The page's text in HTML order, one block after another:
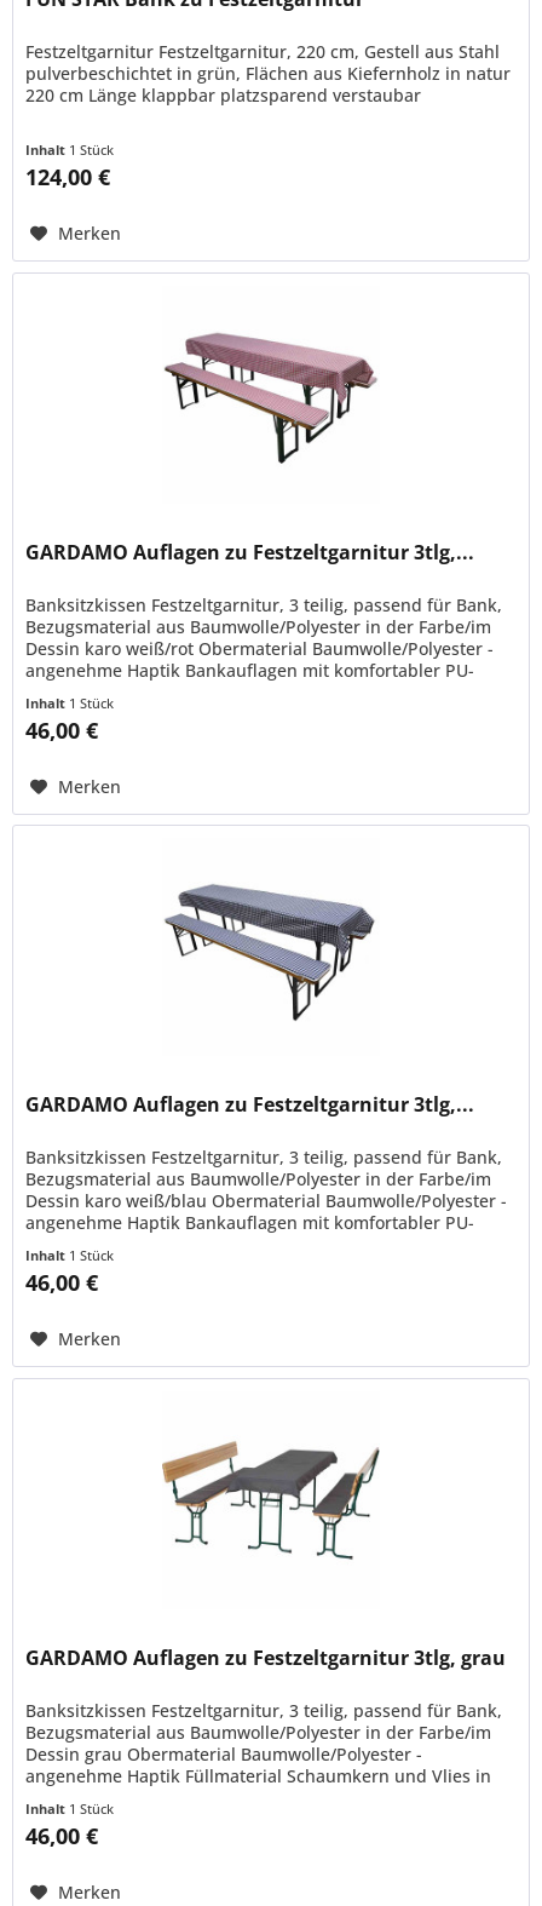
Festzeltgarnitur Festzeltgarnitur, 220 cm, Gestell aus Stahl
pulverbeschichtet in grün, Flächen aus Kiefernholz in natur
220 cm Länge klappbar platzsparend verstaubar
Inhalt 1 Stück
124,00 €
Merken
GARDAMO Auflagen zu Festzeltgarnitur 3tlg,...
Banksitzkissen Festzeltgarnitur, 3 teilig, passend für Bank,
Bezugsmaterial aus Baumwolle/Polyester in der Farbe/im
Dessin karo weiß/rot Obermaterial Baumwolle/Polyester -
angenehme Haptik Bankauflagen mit komfortabler PU-
Inhalt 1 Stück
46,00 €
Merken
GARDAMO Auflagen zu Festzeltgarnitur 3tlg,...
Banksitzkissen Festzeltgarnitur, 3 teilig, passend für Bank,
Bezugsmaterial aus Baumwolle/Polyester in der Farbe/im
Dessin karo weiß/blau Obermaterial Baumwolle/Polyester -
angenehme Haptik Bankauflagen mit komfortabler PU-
Inhalt 1 Stück
46,00 €
Merken
GARDAMO Auflagen zu Festzeltgarnitur 3tlg, grau
Banksitzkissen Festzeltgarnitur, 3 teilig, passend für Bank,
Bezugsmaterial aus Baumwolle/Polyester in der Farbe/im
Dessin grau Obermaterial Baumwolle/Polyester -
angenehme Haptik Füllmaterial Schaumkern und Vlies in
Inhalt 1 Stück
46,00 €
Merken